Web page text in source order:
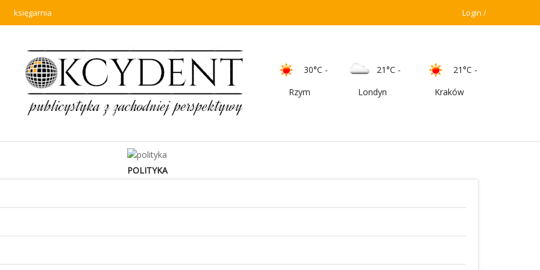
księgarnia Login
30°C -
Rzym
21°C -
Londyn
21°C -
Kraków
POLITYKA